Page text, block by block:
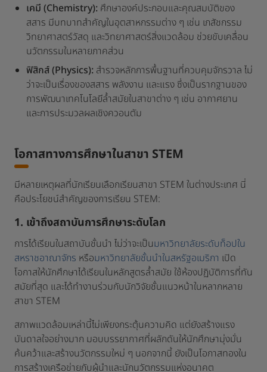
เคมี (Chemistry): ศึกษาองค์ประกอบและคุณสมบัติของ
สสาร มีบทบาทสำคัญในอุตสาหกรรมต่าง ๆ เช่น เภสัชกรรม
วิทยาศาสตร์วัสดุ และวิทยาศาสตร์สิ่งแวดล้อม ช่วยขับเคลื่อน
นวัตกรรมในหลายภาคส่วน
ฟิสิกส์ (Physics): สำรวจหลักการพื้นฐานที่ควบคุมจักรวาล ไม่
ว่าจะเป็นเรื่องของสสาร พลังงาน และแรง ซึ่งเป็นรากฐานของ
การพัฒนาเทคโนโลยีล้ำสมัยในสาขาต่าง ๆ เช่น อากาศยาน
และการประมวลผลเชิงควอนตัม
โอกาสทางการศึกษาในสาขา STEM
มีหลายเหตุผลที่นักเรียนเลือกเรียนสาขา STEM ในต่างประเทศ นี่
คือประโยชน์สำคัญของการเรียน STEM:
1. เข้าถึงสถาบันการศึกษาระดับโลก
การได้เรียนในสถาบันชั้นนำ ไม่ว่าจะเป็นมหาวิทยาลัยระดับท็อปใน
สหราชอาณาจักร หรือมหาวิทยาลัยชั้นนำในสหรัฐอเมริกา เปิด
โอกาสให้นักศึกษาได้เรียนในหลักสูตรล้ำสมัย ใช้ห้องปฏิบัติการที่ทัน
สมัยที่สุด และได้ทำงานร่วมกับนักวิจัยชั้นแนวหน้าในหลากหลาย
สาขา STEM
สภาพแวดล้อมเหล่านี้ไม่เพียงกระตุ้นความคิด แต่ยังสร้างแรง
บันดาลใจอย่างมาก มอบบรรยากาศที่ผลักดันให้นักศึกษามุ่งมั่น
ค้นคว้าและสร้างนวัตกรรมใหม่ ๆ นอกจากนี้ ยังเป็นโอกาสทองใน
การสร้างเครือข่ายกับผู้นำและนักนวัตกรรมแห่งอนาคต